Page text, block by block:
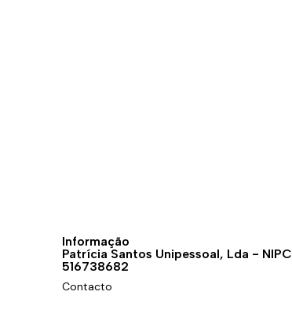
Informação
Patrícia Santos Unipessoal, Lda - NIPC
516738682
Contacto